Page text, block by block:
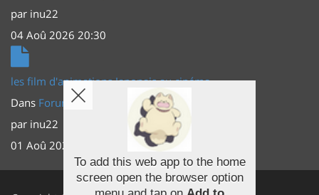
par inu22
04 Aoû 2026 20:30
les film d'animations Japonais au cinéma
Dans Forum Principal
Actus (TV, vidéo, web)
par inu22
01 Aoû 2026 20:56
Facebook
To add this web app to the home
screen open the browser option